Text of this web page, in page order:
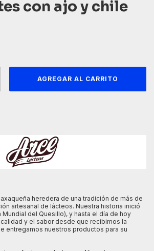
con ajo y chile
heredera de una tradición de más de
artesanal de lácteos. Nuestra historia inició
Mundial del Quesillo), y hasta el día de hoy
y el sabor desde que recibimos la
entregamos nuestros productos para su